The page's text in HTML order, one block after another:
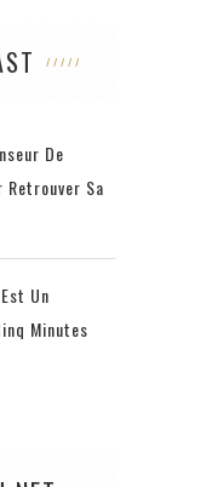
De
Sa
Un
Minutes